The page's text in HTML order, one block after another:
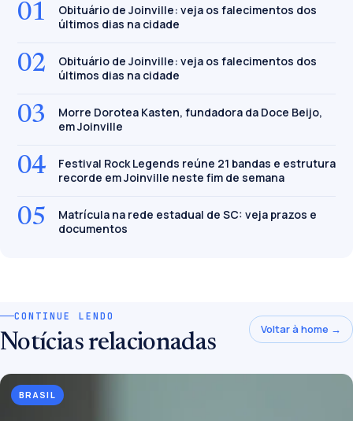
01
Obituário de Joinville: veja os falecimentos dos
últimos dias na cidade
02
Obituário de Joinville: veja os falecimentos dos
últimos dias na cidade
03
Morre Dorotea Kasten, fundadora da Doce Beijo,
em Joinville
04
Festival Rock Legends reúne 21 bandas e estrutura
recorde em Joinville neste fim de semana
05
Matrícula na rede estadual de SC: veja prazos e
documentos
CONTINUE LENDO
Notícias relacionadas
Voltar à home →
BRASIL